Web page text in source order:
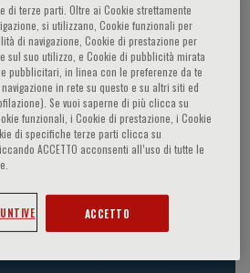
EVENTI / RELATORE
del relatore
di terze parti. Oltre ai Cookie strettamente
si utilizzano, Cookie funzionali per
di navigazione, Cookie di prestazione per
sul suo utilizzo, e Cookie di pubblicità mirata
pubblicitari, in linea con le preferenze da te
in rete su questo e su altri siti ed
Se vuoi saperne di più clicca su
funzionali, i Cookie di prestazione, i Cookie
di specifiche terze parti clicca su
ACCETTO acconsenti all’uso di tutte le
ACCETTO